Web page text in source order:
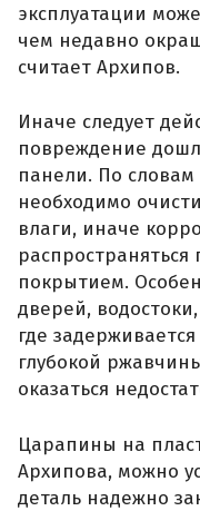
эксплуатации
чем недавно
считает Архипов.
Иначе следует
повреждение
панели. По словам
необходимо
влаги, иначе
покрытием.
дверей,
где
глубокой
оказаться
Царапины на
Архипова, можно
деталь надежно